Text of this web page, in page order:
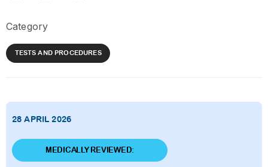
Category
TESTS AND PROCEDURES
28 APRIL 2026
MEDICALLY REVIEWED: